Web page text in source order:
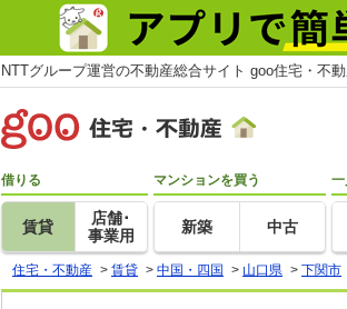
NTTグループ運営の不動産総合サイト goo住宅・不
借りる
賃貸
店舗･
事業用
マンションを買う
新築 中古
一
住宅・不動産 > 賃貸 > 中国・四国 > 山口県 > 下関市